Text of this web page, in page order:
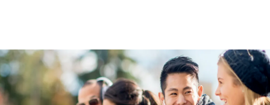
Gesundheitscoach
Heilpraktiker - Vorbereitung auf die
amtsärztliche Überprüfung